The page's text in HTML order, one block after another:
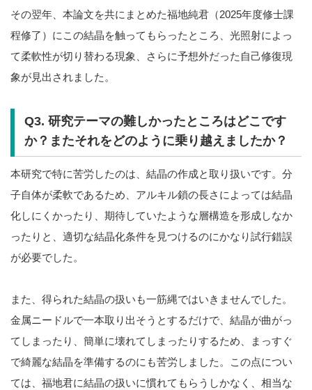
その翌年、本論文を共にまとめた福地純君（2025年度修士課
程修了）にこの結晶を触ってもらったところ、光照射によっ
て柔軟性が切り替わる現象、さらに予想外だった自己修復現
象が見出されました。
Q3. 研究テーマの難しかったところはどこです
か？またそれをどのように乗り越えましたか？
本研究で特に苦労したのは、結晶の作成と取り扱いです。分
子自体が柔軟であるため、アルキル鎖の長さによっては結晶
化しにくかったり、期待していたような層構造を形成しなか
ったりと、適切な結晶化条件を見つけるのにかなり試行錯誤
が必要でした。
また、得られた結晶の扱いも一筋縄ではいきませんでした。
金属ニードルで一本取り出そうとするだけで、結晶が曲がっ
てしまったり、簡単に壊れてしまったりするため、まっすぐ
で綺麗な結晶を準備するのにも苦労しました。この点につい
ては、福地君に結晶の扱いに慣れてもらうしかなく、相当な